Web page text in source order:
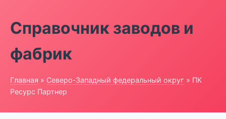
Справочник заводов и
фабрик
Главная » Северо-Западный федеральный округ » ПК
Ресурс Партнер